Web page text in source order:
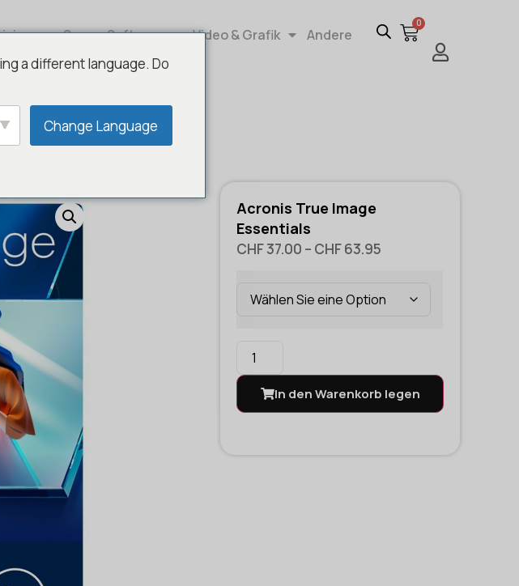
Server Software Video & Grafik Andere
0
Acronis True Image
Essentials
CHF37.00 – CHF63.95
In den Warenkorb legen
a different language. Do
Change Language